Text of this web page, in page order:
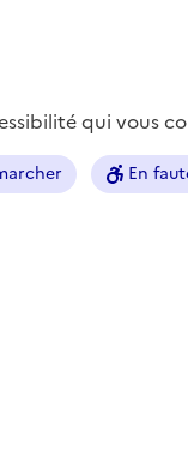
qui vous
En